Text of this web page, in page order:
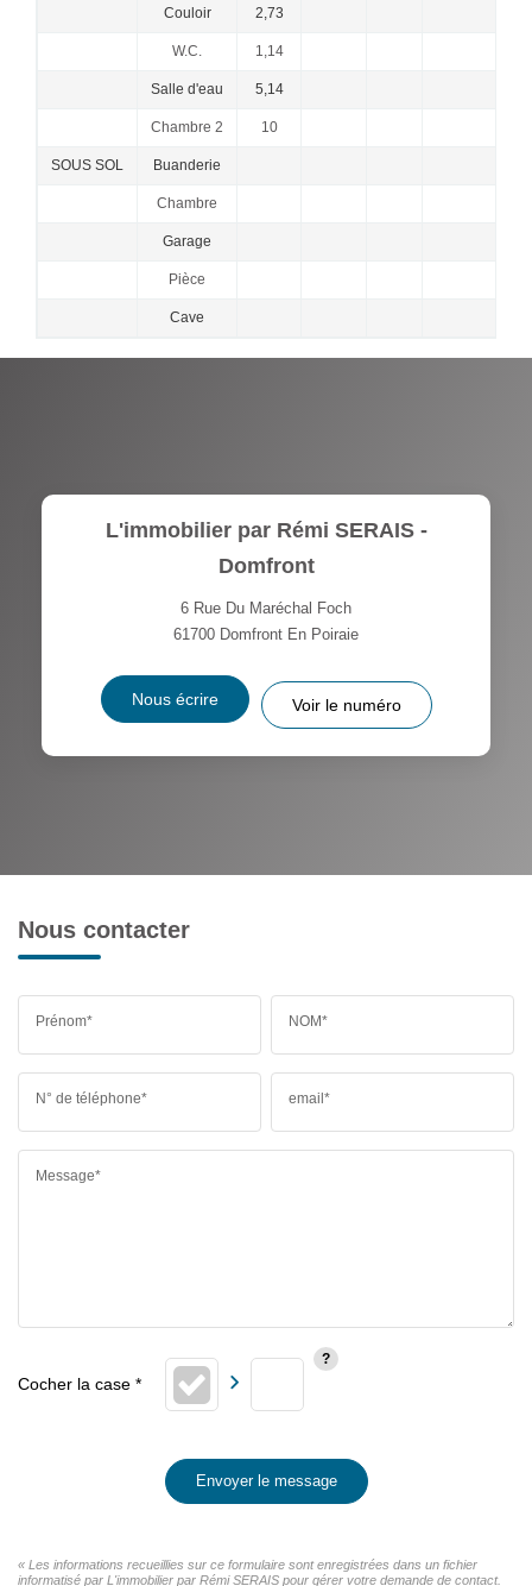
Couloir 2,73
W.C. 1,14
Salle d'eau 5,14
Chambre 2 10
SOUS SOL Buanderie
Chambre
Garage
Pièce
Cave
L'immobilier par Rémi SERAIS -
Domfront
6 Rue Du Maréchal Foch
61700 Domfront En Poiraie
Nous écrire Voir le numéro
Nous contacter
Prénom* NOM*
N° de téléphone* email*
Message*
Envoyer le message
« Les informations recueillies sur ce formulaire sont enregistrées dans un fichier
informatisé par L'immobilier par Rémi SERAIS pour gérer votre demande de contact.